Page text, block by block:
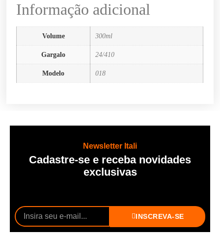
Informação adicional
Volume 300ml
Gargalo 24/410
Modelo 018
Newsletter Itali
Cadastre-se e receba novidades
exclusivas
INSCREVA-SE